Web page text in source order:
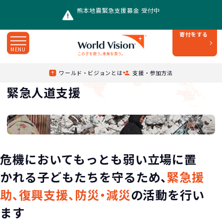
熊本地震緊急支援募金 受付中
寄付をする
MENU
ワールド・ビジョンとは 支援・参加方法
/緊急人道支援
緊急人道支援
危機においてもっとも弱い立場に置
かれる子どもたちを守るため、緊急援
助、復興支援、防災・減災の活動を行い
ます